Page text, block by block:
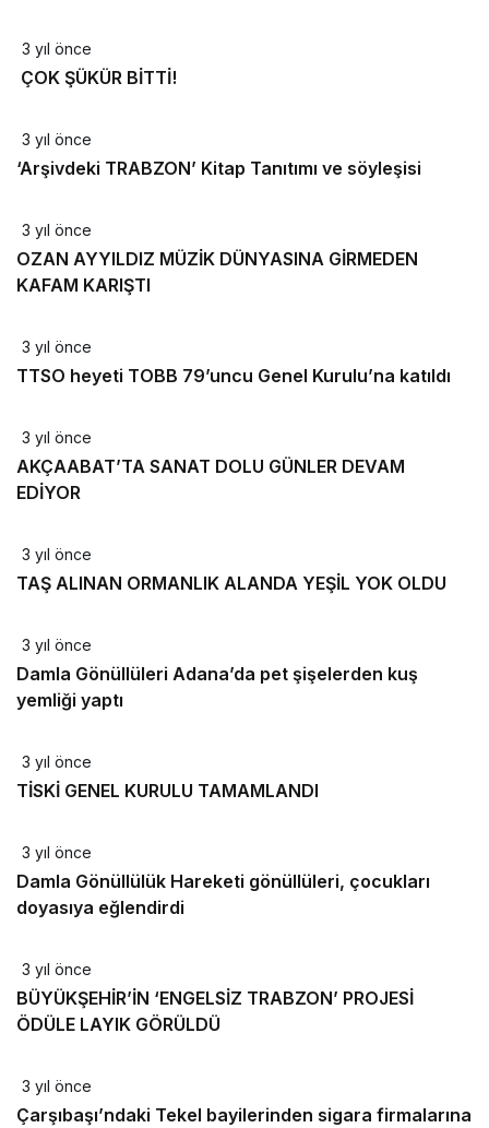
3 yıl önce
ÇOK ŞÜKÜR BİTTİ!
3 yıl önce
‘Arşivdeki TRABZON’ Kitap Tanıtımı ve söyleşisi
3 yıl önce
OZAN AYYILDIZ MÜZİK DÜNYASINA GİRMEDEN
KAFAM KARIŞTI
3 yıl önce
TTSO heyeti TOBB 79’uncu Genel Kurulu’na katıldı
3 yıl önce
AKÇAABAT’TA SANAT DOLU GÜNLER DEVAM
EDİYOR
3 yıl önce
TAŞ ALINAN ORMANLIK ALANDA YEŞİL YOK OLDU
3 yıl önce
Damla Gönüllüleri Adana’da pet şişelerden kuş
yemliği yaptı
3 yıl önce
TİSKİ GENEL KURULU TAMAMLANDI
3 yıl önce
Damla Gönüllülük Hareketi gönüllüleri, çocukları
doyasıya eğlendirdi
3 yıl önce
BÜYÜKŞEHİR’İN ‘ENGELSİZ TRABZON’ PROJESİ
ÖDÜLE LAYIK GÖRÜLDÜ
3 yıl önce
Çarşıbaşı’ndaki Tekel bayilerinden sigara firmalarına